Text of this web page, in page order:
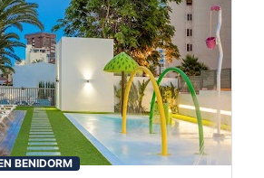
BENIDORM